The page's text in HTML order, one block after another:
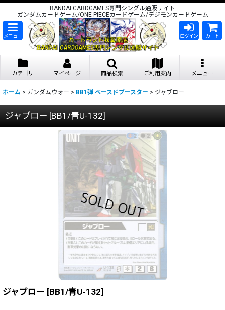
BANDAI CARDGAMES専門シングル通販サイト
ガンダムカードゲーム/ONE PIECEカードゲーム/デジモンカードゲーム
メニュー ログイン カート
カテゴリ マイページ 商品検索 ご利用案内 メニュー
ホーム > ガンダムウォー > BB1弾 ベースドブースター > ジャブロー
ジャブロー [BB1/青U-132]
ジャブロー [BB1/青U-132]